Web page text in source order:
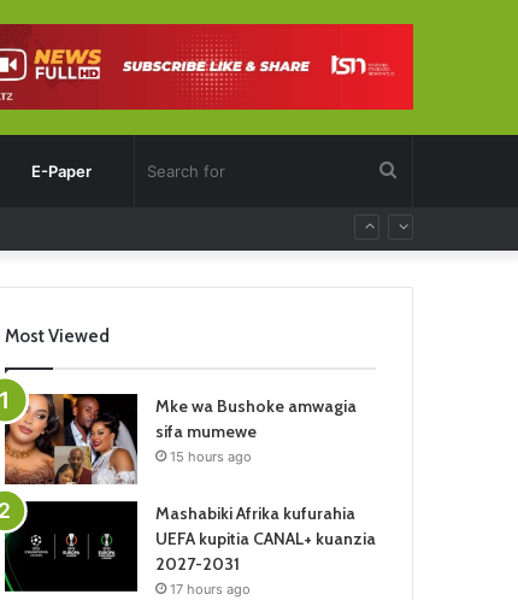
E-Paper
Most Viewed
Mke wa Bushoke amwagia
sifa mumewe
15 hours ago
Mashabiki Afrika kufurahia
UEFA kupitia CANAL+ kuanzia
2027-2031
17 hours ago